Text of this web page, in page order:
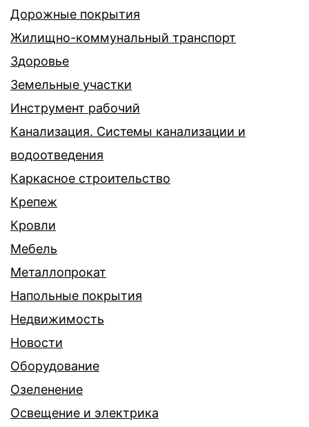
Дорожные покрытия
Жилищно-коммунальный транспорт
Здоровье
Земельные участки
Инструмент рабочий
Канализация. Системы канализации и
водоотведения
Каркасное строительство
Крепеж
Кровли
Мебель
Металлопрокат
Напольные покрытия
Недвижимость
Новости
Оборудование
Озеленение
Освещение и электрика